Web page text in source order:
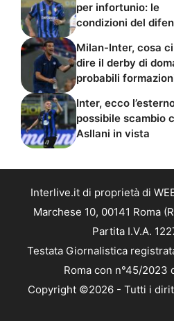
per infortunio: le
condizioni del
Milan-Inter, cosa
dire il derby di
probabili
Inter, ecco
possibile scambio
Asllani in vista
Interlive.it di proprietà di
Marchese 10, 00141 Roma
Partita I.V.A.
Testata Giornalistica
Roma con n°45/2023
Copyright ©2026 - Tutti i